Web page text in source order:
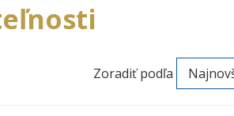
Zoradiť podľa